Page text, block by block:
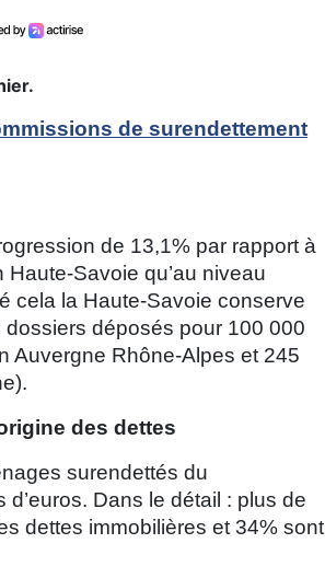
de surendettement
de 13,1% par rapport à
Savoie qu’au niveau
cela la Haute-Savoie conserve
déposés pour 100 000
Auvergne Rhône-Alpes et 245
des dettes
surendettés du
Dans le détail : plus de
dettes immobilières et 34% sont